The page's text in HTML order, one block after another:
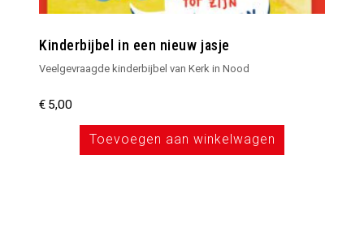
Kinderbijbel in een nieuw jasje
Veelgevraagde kinderbijbel van Kerk in Nood
€ 5,00
Toevoegen aan winkelwagen